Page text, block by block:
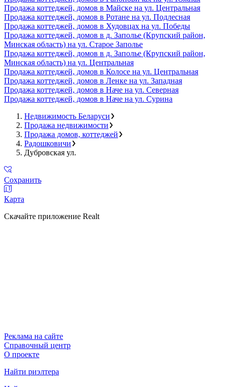
Продажа коттеджей, домов в Майске на ул. Центральная
Продажа коттеджей, домов в Ротане на ул. Подлесная
Продажа коттеджей, домов в Худовцах на ул. Победы
Продажа коттеджей, домов в д. Заполье (Крупский район,
Минская область) на ул. Старое Заполье
Продажа коттеджей, домов в д. Заполье (Крупский район,
Минская область) на ул. Центральная
Продажа коттеджей, домов в Колосе на ул. Центральная
Продажа коттеджей, домов в Ленке на ул. Западная
Продажа коттеджей, домов в Наче на ул. Северная
Продажа коттеджей, домов в Наче на ул. Сурина
Недвижимость Беларуси
Продажа недвижимости
Продажа домов, коттеджей
Радошковичи
Дубровская ул.
Сохранить
Карта
Скачайте приложение Realt
Реклама на сайте
Справочный центр
О проекте
Найти риэлтера